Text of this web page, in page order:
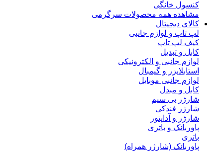
کنسول خانگی
مشاهده همه محصولات سرگرمی
کالای دیجیتال
لپ تاپ و لوازم جانبی
کیف لپ تاپ
کابل و تبدیل
لوازم جانبی و الکترونیکی
استابلایزر و گیمبال
لوازم جانبی موبایل
کابل و مبدل
شارژر بی سیم
شارژر فندکی
شارژر و آداپتور
پاوربانک و باتری
باتری
پاوربانک (شارژر همراه)